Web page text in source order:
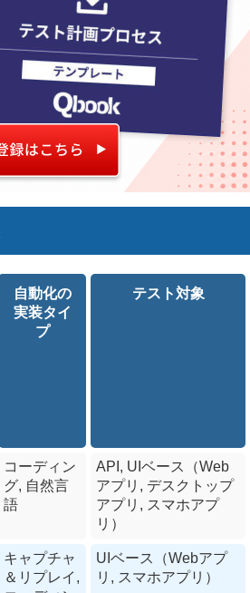
自動化の
実装タイ
プ
テスト対象
コーディン
グ, 自然言
語
API, UIベース（Web
アプリ, デスクトップ
アプリ, スマホアプ
リ）
キャプチャ
＆リプレイ,
UIベース（Webアプ
リ, スマホアプリ）